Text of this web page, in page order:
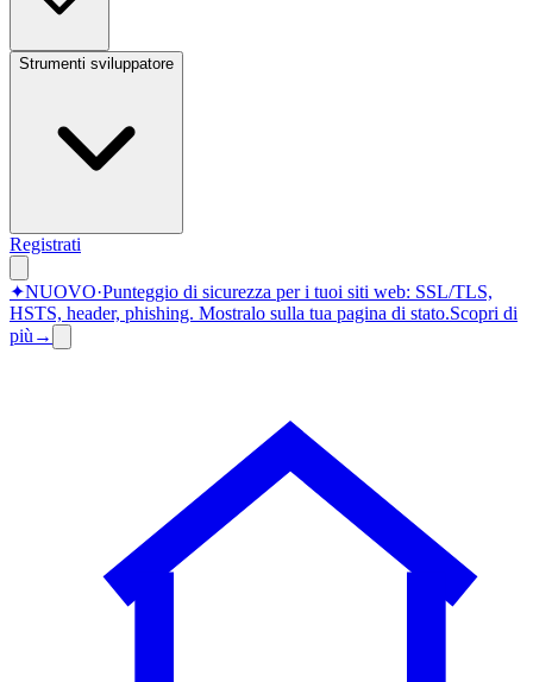
Strumenti sviluppatore
Registrati
✦NUOVO·Punteggio di sicurezza per i tuoi siti web: SSL/TLS,
HSTS, header, phishing. Mostralo sulla tua pagina di stato.Scopri di
più →